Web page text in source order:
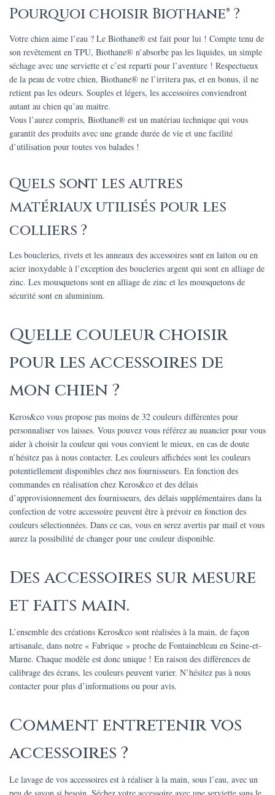
Pourquoi choisir Biothane® ?
Votre chien aime l’eau ? Le Biothane® est fait pour lui ! Compte tenu de
son revêtement en TPU, Biothane® n’absorbe pas les liquides, un simple
séchage avec une serviette et c’est reparti pour l’aventure ! Respectueux
de la peau de votre chien, Biothane® ne l’irritera pas, et en bonus, il ne
retient pas les odeurs. Souples et légers, les accessoires conviendront
autant au chien qu’au maitre.
Vous l’aurez compris, Biothane® est un matériau technique qui vous
garantit des produits avec une grande durée de vie et une facilité
d’utilisation pour toutes vos balades !
Quels sont les autres
matériaux utilisés pour les
colliers ?
Les boucleries, rivets et les anneaux des accessoires sont en laiton ou en
acier inoxydable à l’exception des boucleries argent qui sont en alliage de
zinc. Les mousquetons sont en alliage de zinc et les mousquetons de
sécurité sont en aluminium.
Quelle couleur choisir
pour les accessoires de
mon chien ?
Keros&co vous propose pas moins de 32 couleurs différentes pour
personnaliser vos laisses. Vous pouvez vous référez au nuancier pour vous
aider à choisir la couleur qui vous convient le mieux, en cas de doute
n’hésitez pas à nous contacter. Les couleurs affichées sont les couleurs
potentiellement disponibles chez nos fournisseurs. En fonction des
commandes en réalisation chez Keros&co et des délais
d’approvisionnement des fournisseurs, des délais supplémentaires dans la
confection de votre accessoire peuvent être à prévoir en fonction des
couleurs sélectionnées. Dans ce cas, vous en serez avertis par mail et vous
aurez la possibilité de changer pour une couleur disponible.
Des accessoires sur mesure
et faits main.
L’ensemble des créations Keros&co sont réalisées à la main, de façon
artisanale, dans notre « Fabrique » proche de Fontainebleau en Seine-et-
Marne. Chaque modèle est donc unique ! En raison des différences de
calibrage des écrans, les couleurs peuvent varier. N’hésitez pas à nous
contacter pour plus d’informations ou pour avis.
Comment entretenir vos
accessoires ?
Le lavage de vos accessoires est à réaliser à la main, sous l’eau, avec un